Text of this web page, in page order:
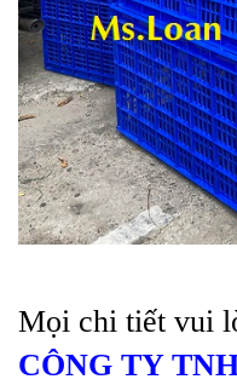
Mọi chi tiết vui
CÔNG TY